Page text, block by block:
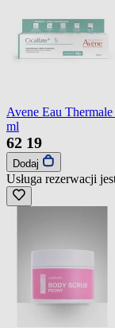
Avene Eau
ml
62 19
Dodaj
Usługa rezerwacji